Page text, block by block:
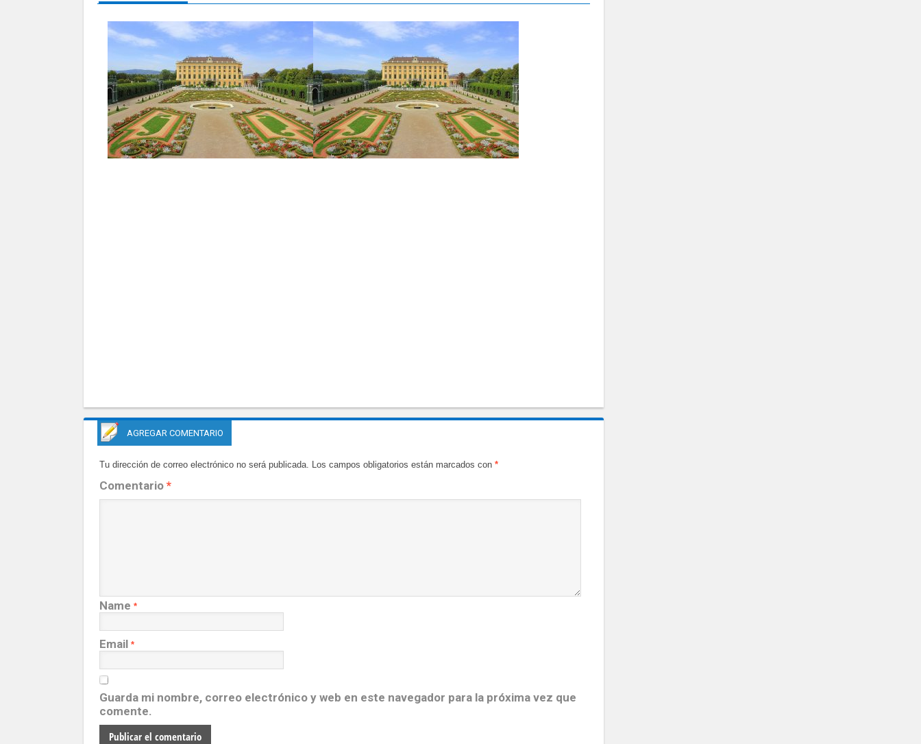
AGREGAR COMENTARIO
Tu dirección de correo electrónico no será publicada. Los campos obligatorios están marcados con *
Comentario *
Name *
Email *
Guarda mi nombre, correo electrónico y web en este navegador para la próxima vez que
comente.